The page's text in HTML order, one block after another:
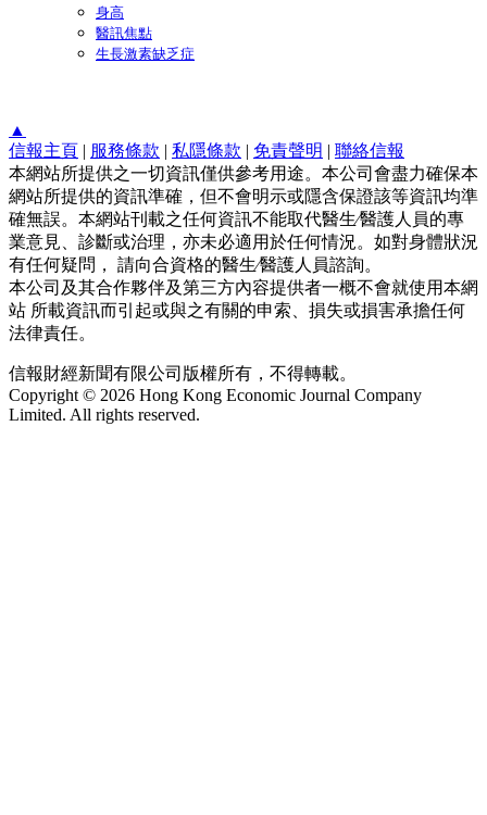
身高
醫訊焦點
生長激素缺乏症
▲
信報主頁 | 服務條款 | 私隱條款 | 免責聲明 | 聯絡信報
本網站所提供之一切資訊僅供參考用途。本公司會盡力確保本
網站所提供的資訊準確，但不會明示或隱含保證該等資訊均準
確無誤。本網站刊載之任何資訊不能取代醫生∕醫護人員的專
業意見、診斷或治理，亦未必適用於任何情況。如對身體狀況
有任何疑問， 請向合資格的醫生∕醫護人員諮詢。
本公司及其合作夥伴及第三方內容提供者一概不會就使用本網
站 所載資訊而引起或與之有關的申索、損失或損害承擔任何
法律責任。
信報財經新聞有限公司版權所有，不得轉載。
Copyright © 2026 Hong Kong Economic Journal Company
Limited. All rights reserved.